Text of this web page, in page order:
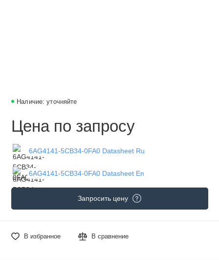
Наличие: уточняйте
Цена по запросу
6AG4141-5CB34-0FA0 Datasheet Ru
6AG4141-5CB34-0FA0 Datasheet En
Запросить цену
В избранное В сравнение